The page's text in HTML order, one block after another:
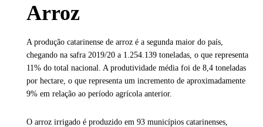
Arroz
A produção catarinense de arroz é a segunda maior do país,
chegando na safra 2019/20 a 1.254.139 toneladas, o que representa
11% do total nacional. A produtividade média foi de 8,4 toneladas
por hectare, o que representa um incremento de aproximadamente
9% em relação ao período agrícola anterior.
O arroz irrigado é produzido em 93 municípios catarinenses,